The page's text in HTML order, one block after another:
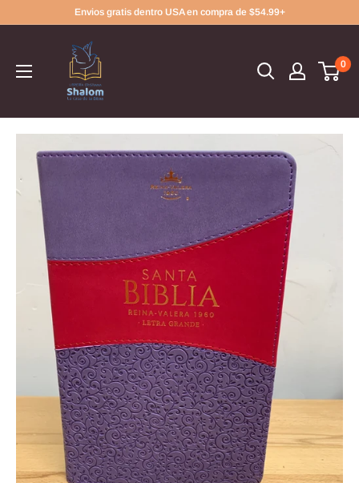
contenido
Envios gratis dentro USA en compra de $54.99+
0